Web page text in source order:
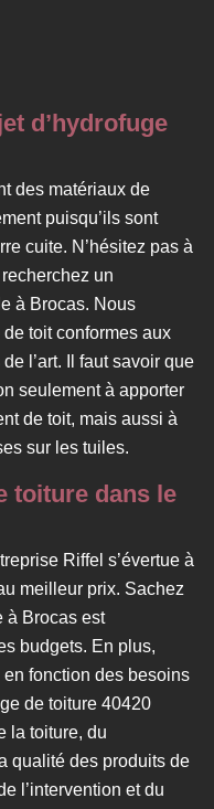
d’hydrofuge
des matériaux de
puisqu’ils sont
cuite. N’hésitez pas à
un
à Brocas. Nous
toit conformes aux
l’art. Il faut savoir que
seulement à apporter
de toit, mais aussi à
sur les tuiles.
toiture dans le
Riffel s’évertue à
meilleur prix. Sachez
à Brocas est
budgets. En plus,
fonction des besoins
de toiture 40420
la toiture, du
qualité des produits de
l’intervention et du